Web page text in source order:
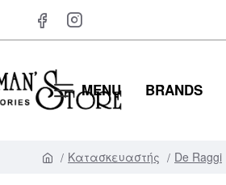
MENU BRANDS
Κατασκευαστής De Raggi